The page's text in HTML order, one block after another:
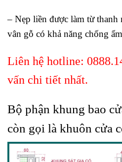
– Nẹp liền được làm từ thanh
vân gỗ có khả năng chống
Liên hệ hotline:
vấn chi tiết nhất.
Bộ phận khung bao
còn gọi là khuôn cửa